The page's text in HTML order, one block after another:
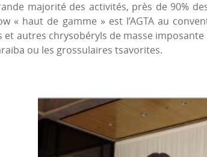
majorité des activités, près de 90%
« haut de gamme » est l’AGTA au
et autres chrysobéryls de masse
ou les grossulaires tsavorites.